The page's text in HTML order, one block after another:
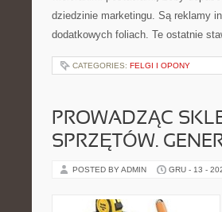
dziedzinie marketingu. Są reklamy
dodatkowych foliach. Te ostatnie
CATEGORIES: FELGI I OPONY
PROWADZĄC
SPRZĘTÓW.
POSTED BY ADMIN GRU - 13 -